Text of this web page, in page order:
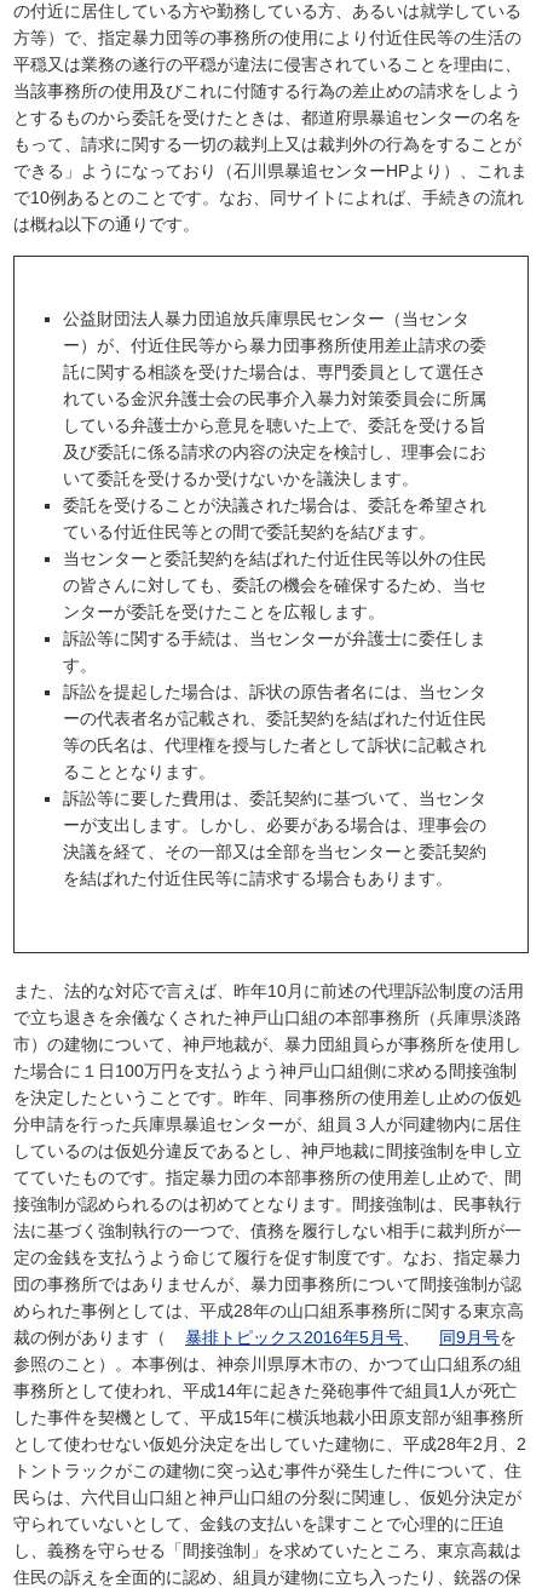
の付近に居住している方や勤務している方、あるいは就学している
方等）で、指定暴力団等の事務所の使用により付近住民等の生活の
平穏又は業務の遂行の平穏が違法に侵害されていることを理由に、
当該事務所の使用及びこれに付随する行為の差止めの請求をしよう
とするものから委託を受けたときは、都道府県暴追センターの名を
もって、請求に関する一切の裁判上又は裁判外の行為をすることが
できる」ようになっており（石川県暴追センターHPより）、これま
で10例あるとのことです。なお、同サイトによれば、手続きの流れ
は概ね以下の通りです。
公益財団法人暴力団追放兵庫県民センター（当センタ
ー）が、付近住民等から暴力団事務所使用差止請求の委
託に関する相談を受けた場合は、専門委員として選任さ
れている金沢弁護士会の民事介入暴力対策委員会に所属
している弁護士から意見を聴いた上で、委託を受ける旨
及び委託に係る請求の内容の決定を検討し、理事会にお
いて委託を受けるか受けないかを議決します。
委託を受けることが決議された場合は、委託を希望され
ている付近住民等との間で委託契約を結びます。
当センターと委託契約を結ばれた付近住民等以外の住民
の皆さんに対しても、委託の機会を確保するため、当セ
ンターが委託を受けたことを広報します。
訴訟等に関する手続は、当センターが弁護士に委任しま
す。
訴訟を提起した場合は、訴状の原告者名には、当センタ
ーの代表者名が記載され、委託契約を結ばれた付近住民
等の氏名は、代理権を授与した者として訴状に記載され
ることとなります。
訴訟等に要した費用は、委託契約に基づいて、当センタ
ーが支出します。しかし、必要がある場合は、理事会の
決議を経て、その一部又は全部を当センターと委託契約
を結ばれた付近住民等に請求する場合もあります。
また、法的な対応で言えば、昨年10月に前述の代理訴訟制度の活用
で立ち退きを余儀なくされた神戸山口組の本部事務所（兵庫県淡路
市）の建物について、神戸地裁が、暴力団組員らが事務所を使用し
た場合に１日100万円を支払うよう神戸山口組側に求める間接強制
を決定したということです。昨年、同事務所の使用差し止めの仮処
分申請を行った兵庫県暴追センターが、組員３人が同建物内に居住
しているのは仮処分違反であるとし、神戸地裁に間接強制を申し立
てていたものです。指定暴力団の本部事務所の使用差し止めで、間
接強制が認められるのは初めてとなります。間接強制は、民事執行
法に基づく強制執行の一つで、債務を履行しない相手に裁判所が一
定の金銭を支払うよう命じて履行を促す制度です。なお、指定暴力
団の事務所ではありませんが、暴力団事務所について間接強制が認
められた事例としては、平成28年の山口組系事務所に関する東京高
裁の例があります（
暴排トピックス2016年5月号 同9月号を
参照のこと）。本事例は、神奈川県厚木市の、かつて山口組系の組
事務所として使われ、平成14年に起きた発砲事件で組員1人が死亡
した事件を契機として、平成15年に横浜地裁小田原支部が組事務所
として使わせない仮処分決定を出していた建物に、平成28年2月、2
トントラックがこの建物に突っ込む事件が発生した件について、住
民らは、六代目山口組と神戸山口組の分裂に関連し、仮処分決定が
守られていないとして、金銭の支払いを課すことで心理的に圧迫
し、義務を守らせる「間接強制」を求めていたところ、東京高裁は
住民の訴えを全面的に認め、組員が建物に立ち入ったり、銃器の保